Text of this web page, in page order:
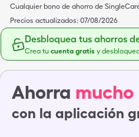
Cualquier bono de ahorro de
Precios actualizados: 07/08/2026
Desbloquea tus ahorros
Crea tu cuenta gratis y
Ahorra mucho
con la aplicación